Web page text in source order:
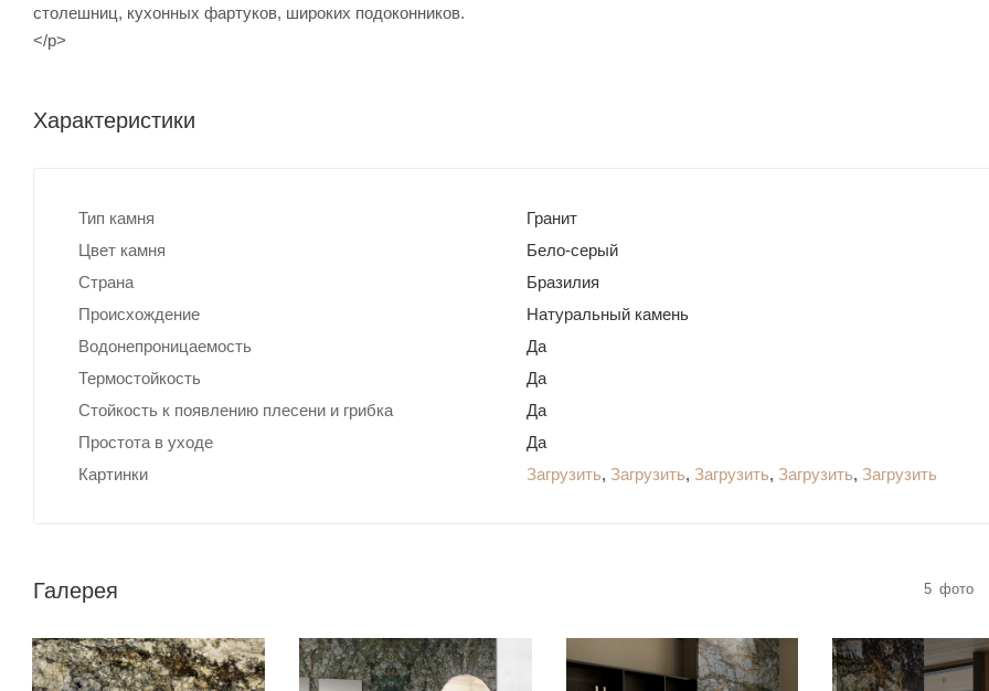
столешниц, кухонных фартуков, широких подоконников.
</p>
Характеристики
Тип камня
Гранит
Цвет камня
Бело-серый
Страна
Бразилия
Происхождение
Натуральный камень
Водонепроницаемость
Да
Термостойкость
Да
Стойкость к появлению плесени и грибка
Да
Простота в уходе
Да
Картинки
Загрузить, Загрузить, Загрузить, Загрузить, Загрузить
Галерея 5 фото